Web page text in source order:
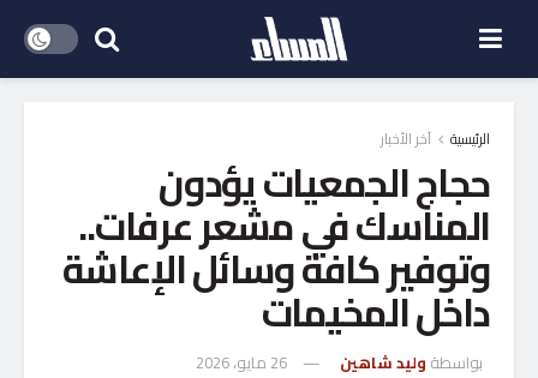
الرئيسية آخر الأخبار
حجاج الجمعيات يؤدون
المناسك في مشعر عرفات..
وتوفير كافة وسائل الإعاشة
داخل المخيمات
بواسطة وليد شاهين 26 مايو، 2026